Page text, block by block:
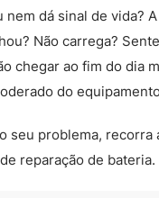
nem dá sinal de vida?
Não carrega?
chegar ao fim do dia
do
seu problema, recorra
de reparação de bateria.